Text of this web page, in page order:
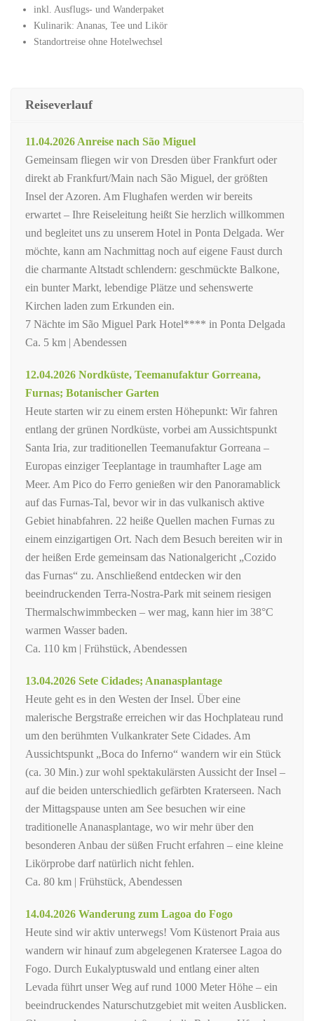
inkl. Ausflugs- und Wanderpaket
Kulinarik: Ananas, Tee und Likör
Standortreise ohne Hotelwechsel
Reiseverlauf
11.04.2026 Anreise nach São Miguel
Gemeinsam fliegen wir von Dresden über Frankfurt oder
direkt ab Frankfurt/Main nach São Miguel, der größten
Insel der Azoren. Am Flughafen werden wir bereits
erwartet – Ihre Reiseleitung heißt Sie herzlich willkommen
und begleitet uns zu unserem Hotel in Ponta Delgada. Wer
möchte, kann am Nachmittag noch auf eigene Faust durch
die charmante Altstadt schlendern: geschmückte Balkone,
ein bunter Markt, lebendige Plätze und sehenswerte
Kirchen laden zum Erkunden ein.
7 Nächte im São Miguel Park Hotel**** in Ponta Delgada
Ca. 5 km | Abendessen
12.04.2026 Nordküste, Teemanufaktur Gorreana,
Furnas; Botanischer Garten
Heute starten wir zu einem ersten Höhepunkt: Wir fahren
entlang der grünen Nordküste, vorbei am Aussichtspunkt
Santa Iria, zur traditionellen Teemanufaktur Gorreana –
Europas einziger Teeplantage in traumhafter Lage am
Meer. Am Pico do Ferro genießen wir den Panoramablick
auf das Furnas-Tal, bevor wir in das vulkanisch aktive
Gebiet hinabfahren. 22 heiße Quellen machen Furnas zu
einem einzigartigen Ort. Nach dem Besuch bereiten wir in
der heißen Erde gemeinsam das Nationalgericht „Cozido
das Furnas“ zu. Anschließend entdecken wir den
beeindruckenden Terra-Nostra-Park mit seinem riesigen
Thermalschwimmbecken – wer mag, kann hier im 38°C
warmen Wasser baden.
Ca. 110 km | Frühstück, Abendessen
13.04.2026 Sete Cidades; Ananasplantage
Heute geht es in den Westen der Insel. Über eine
malerische Bergstraße erreichen wir das Hochplateau rund
um den berühmten Vulkankrater Sete Cidades. Am
Aussichtspunkt „Boca do Inferno“ wandern wir ein Stück
(ca. 30 Min.) zur wohl spektakulärsten Aussicht der Insel –
auf die beiden unterschiedlich gefärbten Kraterseen. Nach
der Mittagspause unten am See besuchen wir eine
traditionelle Ananasplantage, wo wir mehr über den
besonderen Anbau der süßen Frucht erfahren – eine kleine
Likörprobe darf natürlich nicht fehlen.
Ca. 80 km | Frühstück, Abendessen
14.04.2026 Wanderung zum Lagoa do Fogo
Heute sind wir aktiv unterwegs! Vom Küstenort Praia aus
wandern wir hinauf zum abgelegenen Kratersee Lagoa do
Fogo. Durch Eukalyptuswald und entlang einer alten
Levada führt unser Weg auf rund 1000 Meter Höhe – ein
beeindruckendes Naturschutzgebiet mit weiten Ausblicken.